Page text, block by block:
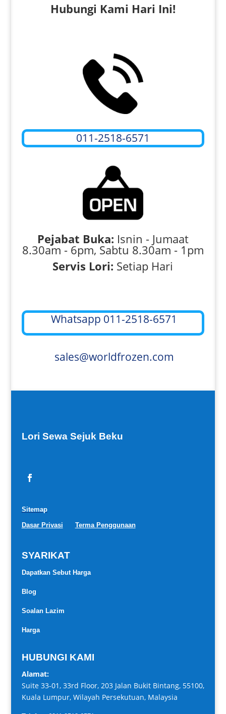
Hubungi Kami Hari Ini!
011-2518-6571
Pejabat Buka: Isnin - Jumaat
8.30am - 6pm, Sabtu 8.30am - 1pm
Servis Lori: Setiap Hari
Whatsapp 011-2518-6571
sales@worldfrozen.com
Lori Sewa Sejuk Beku
Sitemap
Dasar Privasi Terma Penggunaan
SYARIKAT
Dapatkan Sebut Harga
Blog
Soalan Lazim
Harga
HUBUNGI KAMI
Alamat:
Suite 33-01, 33rd Floor, 203 Jalan Bukit Bintang, 55100,
Kuala Lumpur, Wilayah Persekutuan, Malaysia